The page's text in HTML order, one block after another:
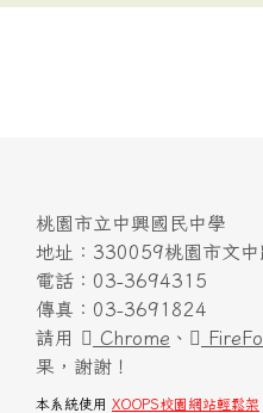
桃園市立中興國民中學
地址：330059桃園市文
電話：03-3694315
傳真：03-3691824
請用
Chrome 、
果，謝謝！
本系統使用 XOOPS校園網站輕鬆架